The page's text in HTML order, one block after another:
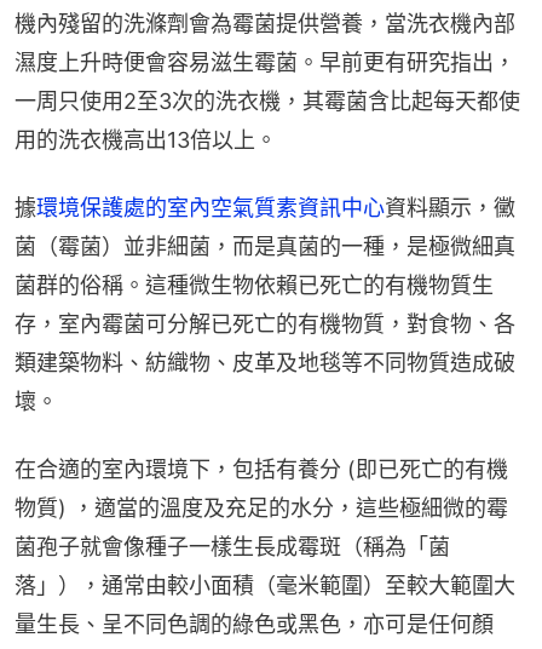
機內殘留的洗滌劑會為霉菌提供營養，當洗衣機內部
濕度上升時便會容易滋生霉菌。早前更有研究指出，
一周只使用2至3次的洗衣機，其霉菌含比起每天都使
用的洗衣機高出13倍以上。
據環境保護處的室內空氣質素資訊中心資料顯示，黴
菌（霉菌）並非細菌，而是真菌的一種，是極微細真
菌群的俗稱。這種微生物依賴已死亡的有機物質生
存，室內霉菌可分解已死亡的有機物質，對食物、各
類建築物料、紡織物、皮革及地毯等不同物質造成破
壞。
在合適的室內環境下，包括有養分 (即已死亡的有機
物質) ，適當的溫度及充足的水分，這些極細微的霉
菌孢子就會像種子一樣生長成霉斑（稱為「菌
落」），通常由較小面積（毫米範圍）至較大範圍大
量生長、呈不同色調的綠色或黑色，亦可是任何顏